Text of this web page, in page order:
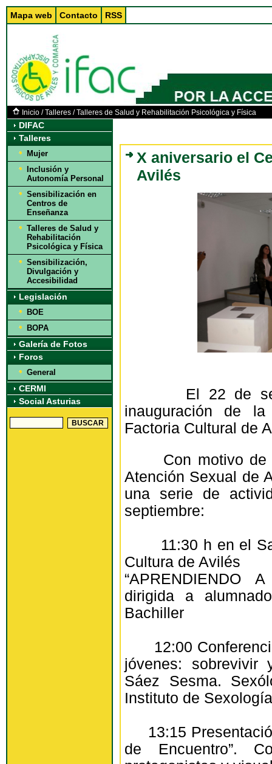
Mapa web Contacto RSS
Inicio/Talleres/Talleres de Salud y Rehabilitación Psicológica y Física
DIFAC
Talleres
Mujer
Inclusión y
Autonomía Personal
Sensibilización en
Centros de
Enseñanza
Talleres de Salud y
Rehabilitación
Psicológica y Física
Sensibilización,
Divulgación y
Accesibilidad
Legislación
BOE
BOPA
Galería de Fotos
Foros
General
CERMI
Social Asturias
X aniversario el
Avilés
El 22 de
inauguración de
Factoria Cultural de
Con motivo de
Atención Sexual de
una serie de
septiembre:
11:30 h en el
Cultura de Avilés
“APRENDIENDO
dirigida a
Bachiller
12:00
jóvenes: sobrevivir
Sáez Sesma.
Instituto de
13:15
de Encuentro”.